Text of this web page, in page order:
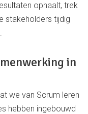
ophaalt, trek
stakeholders tijdig
in
we van Scrum leren
hebben ingebouwd